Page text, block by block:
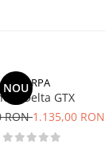
NOU
SCARPA
Delta GTX
RON1.135,00 RON